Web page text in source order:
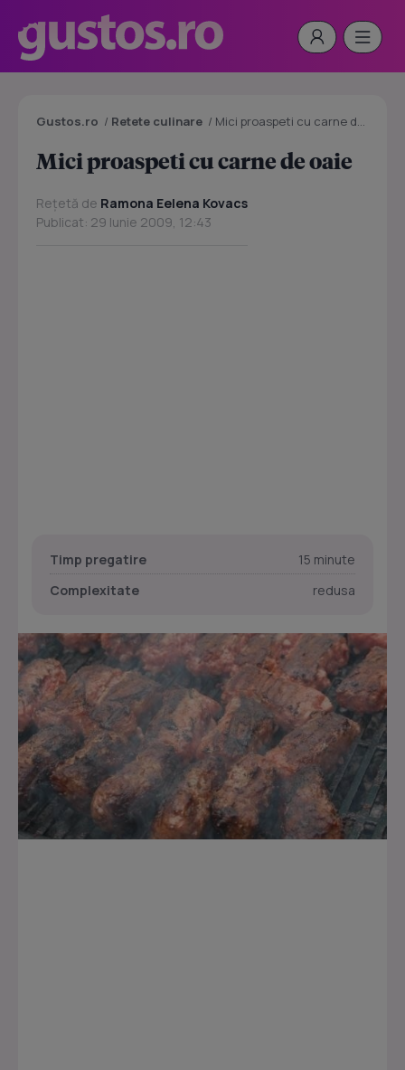
Gustos.ro / Retete culinare / Mici proaspeti cu carne de oaie
Mici proaspeti cu carne de oaie
Rețetă de Ramona Eelena Kovacs
Publicat: 29 Iunie 2009, 12:43
Timp pregatire
15 minute
Complexitate
redusa